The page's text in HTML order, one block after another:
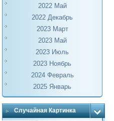
2022 Май
2022 Декабрь
2023 Март
2023 Май
2023 Июль
2023 Ноябрь
2024 Февраль
2025 Январь
Случайная Картинка